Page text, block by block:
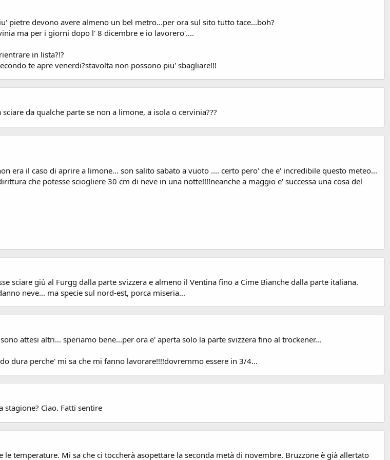
pietre devono avere almeno un bel metro...per ora sul sito tutto tace...boh?
ma per i giorni dopo l' 8 dicembre e io lavorero'....
in lista?!?
te apre venerdi?stavolta non possono piu' sbagliare!!!
da qualche parte se non a limone, a isola o cervinia???
era il caso di aprire a limone... son salito sabato a vuoto .... certo pero' che e' incredibile questo meteo...
che potesse sciogliere 30 cm di neve in una notte!!!!neanche a maggio e' successa una cosa del
sciare giù al Furgg dalla parte svizzera e almeno il Ventina fino a Cime Bianche dalla parte italiana.
neve... ma specie sul nord-est, porca miseria...
attesi altri... speriamo bene...per ora e' aperta solo la parte svizzera fino al trockener...
dura perche' mi sa che mi fanno lavorare!!!!dovremmo essere in 3/4...
Ciao. Fatti sentire
temperature. Mi sa che ci toccherà asopettare la seconda metà di novembre. Bruzzone è già allertato